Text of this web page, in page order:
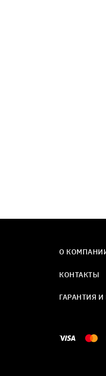
О
КОНТАКТЫ
ГАРАНТИЯ И